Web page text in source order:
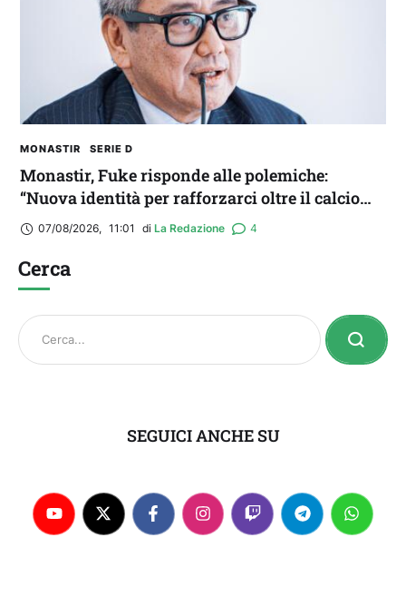
MONASTIR SERIE D
Monastir, Fuke risponde alle polemiche:
“Nuova identità per rafforzarci oltre il calcio
locale”
07/08/2026, 11:01 di La Redazione 4
Cerca
SEGUICI ANCHE SU